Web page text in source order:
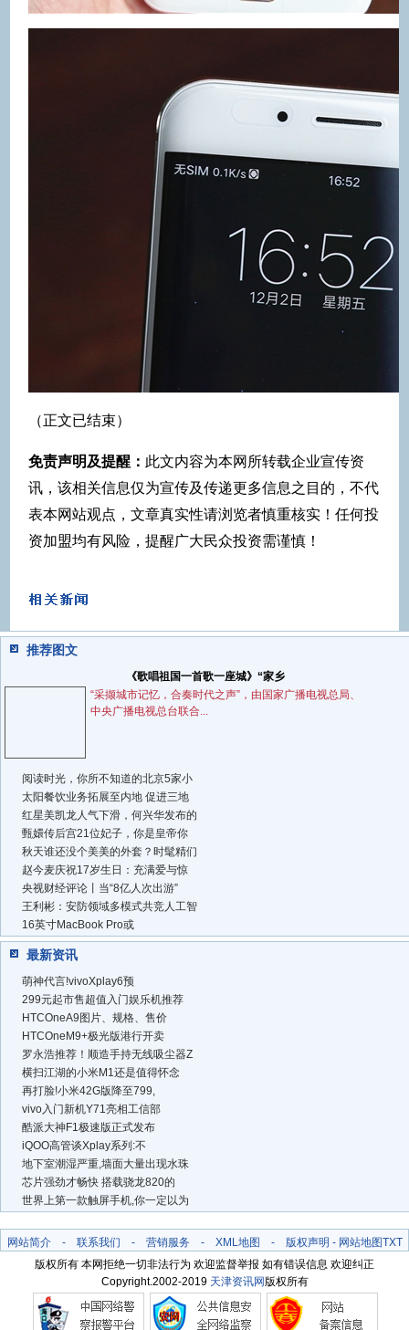
（正文已结束）
免责声明及提醒： 此文内容为本网所转载企业宣传资
讯，该相关信息仅为宣传及传递更多信息之目的，不代
表本网站观点，文章真实性请浏览者慎重核实！任何投
资加盟均有风险，提醒广大民众投资需谨慎！
推荐图文
《歌唱祖国一首歌一座城》“家乡
“采撷城市记忆，合奏时代之声”，由国家广播电视总局、
中央广播电视总台联合...
阅读时光，你所不知道的北京5家小
太阳餐饮业务拓展至内地 促进三地
红星美凯龙人气下滑，何兴华发布的
甄嬛传后宫21位妃子，你是皇帝你
秋天谁还没个美美的外套？时髦精们
赵今麦庆祝17岁生日：充满爱与惊
央视财经评论丨当“8亿人次出游”
王利彬：安防领域多模式共竞人工智
16英寸MacBook Pro或
最新资讯
萌神代言!vivoXplay6预
299元起市售超值入门娱乐机推荐
HTCOneA9图片、规格、售价
HTCOneM9+极光版港行开卖
罗永浩推荐！顺造手持无线吸尘器Z
横扫江湖的小米M1还是值得怀念
再打脸!小米42G版降至799,
vivo入门新机Y71亮相工信部
酷派大神F1极速版正式发布
iQOO高管谈Xplay系列:不
地下室潮湿严重,墙面大量出现水珠
芯片强劲才畅快 搭载骁龙820的
世界上第一款触屏手机,你一定以为
网站简介- 联系我们 - 营销服务 - XML地图 - 版权声明 - 网站地图TXT
版权所有 本网拒绝一切非法行为 欢迎监督举报 如有错误信息 欢迎纠正
Copyright.2002-2019 天津资讯网版权所有